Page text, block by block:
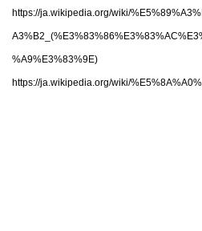
https://ja.wikipedia.org/wiki/
%A9%E3%83%9E)
https://ja.wikipedia.org/wiki/